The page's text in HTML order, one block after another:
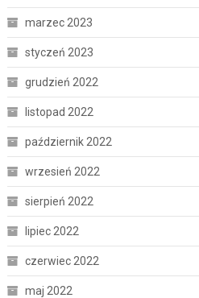
marzec 2023
styczeń 2023
grudzień 2022
listopad 2022
październik 2022
wrzesień 2022
sierpień 2022
lipiec 2022
czerwiec 2022
maj 2022